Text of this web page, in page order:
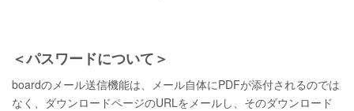
＜パスワードについて＞
boardのメール送信機能は、メール自体にPDFが添付されるのでは
なく、ダウンロードページのURLをメールし、そのダウンロード